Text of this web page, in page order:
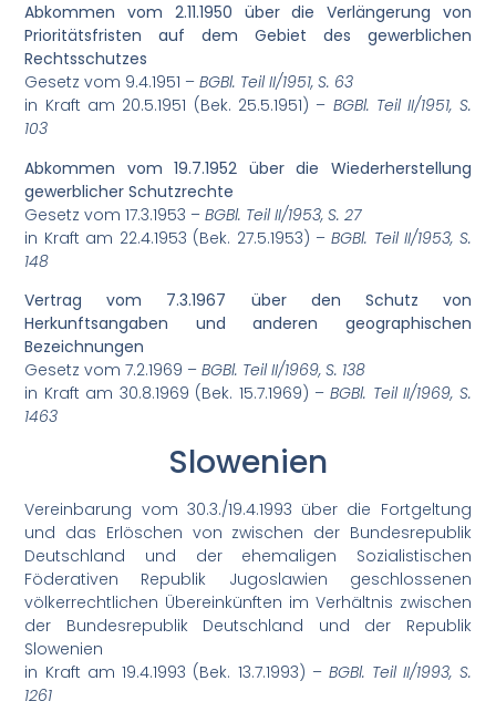
Abkommen vom 2.11.1950 über die Verlängerung von
Prioritätsfristen auf dem Gebiet des gewerblichen
Rechtsschutzes
Gesetz vom 9.4.1951 –BGBl. Teil II/1951, S. 63
in Kraft am 20.5.1951 (Bek. 25.5.1951) – BGBl. Teil II/1951, S.
103
Abkommen vom 19.7.1952 über die Wiederherstellung
gewerblicher Schutzrechte
Gesetz vom 17.3.1953 –BGBl. Teil II/1953, S. 27
in Kraft am 22.4.1953 (Bek. 27.5.1953) –BGBl. Teil II/1953, S.
148
Vertrag vom 7.3.1967 über den Schutz von
Herkunftsangaben und anderen geographischen
Bezeichnungen
Gesetz vom 7.2.1969 –BGBl. Teil II/1969, S. 138
in Kraft am 30.8.1969 (Bek. 15.7.1969) –BGBl. Teil II/1969, S.
1463
Slowenien
Vereinbarung vom 30.3./19.4.1993 über die Fortgeltung
und das Erlöschen von zwischen der Bundesrepublik
Deutschland und der ehemaligen Sozialistischen
Föderativen Republik Jugoslawien geschlossenen
völkerrechtlichen Übereinkünften im Verhältnis zwischen
der Bundesrepublik Deutschland und der Republik
Slowenien
in Kraft am 19.4.1993 (Bek. 13.7.1993) – BGBl. Teil II/1993, S.
1261